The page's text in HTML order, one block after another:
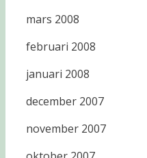
mars 2008
februari 2008
januari 2008
december 2007
november 2007